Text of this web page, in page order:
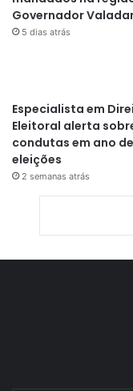
Governador
5 dias atrás
Especialista em
Eleitoral alerta
condutas em ano de
eleições
2 semanas atrás